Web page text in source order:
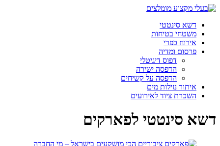
דשא סינטטי
משטחי בטיחות
אירוח כפרי
פרסום ומדיה
דפוס דיגיטלי
הדפסה ישירה
הדפסה על קשיחים
איתור נזילות מים
השכרת ציוד לאירועים
דשא סינטטי לפארקים